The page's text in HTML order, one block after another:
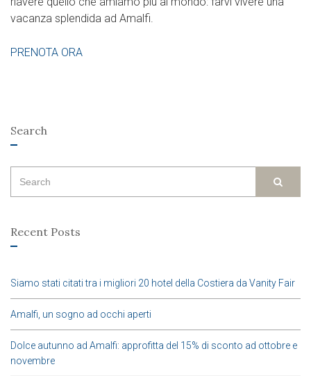
vacanza splendida ad Amalfi.
PRENOTA ORA
Search
for:
Recent Posts
Siamo stati citati tra i migliori 20 hotel della Costiera da Vanity Fair
Amalfi, un sogno ad occhi aperti
Dolce autunno ad Amalfi: approfitta del 15% di sconto ad ottobre e
novembre